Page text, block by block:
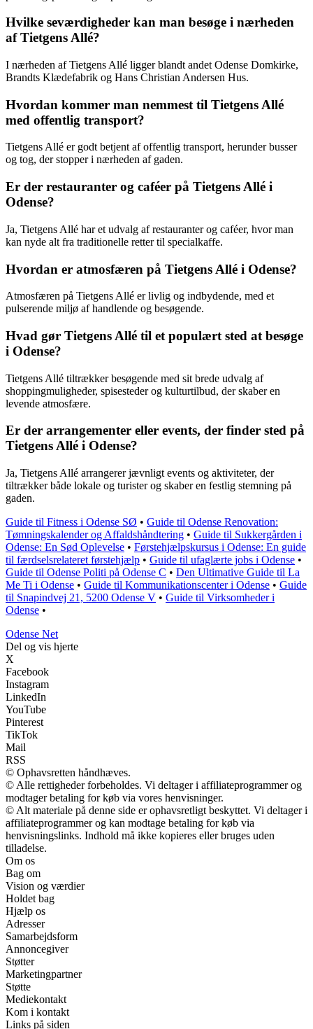
Hvilke seværdigheder kan man besøge i nærheden
af Tietgens Allé?
I nærheden af Tietgens Allé ligger blandt andet Odense Domkirke,
Brandts Klædefabrik og Hans Christian Andersen Hus.
Hvordan kommer man nemmest til Tietgens Allé
med offentlig transport?
Tietgens Allé er godt betjent af offentlig transport, herunder busser
og tog, der stopper i nærheden af gaden.
Er der restauranter og caféer på Tietgens Allé i
Odense?
Ja, Tietgens Allé har et udvalg af restauranter og caféer, hvor man
kan nyde alt fra traditionelle retter til specialkaffe.
Hvordan er atmosfæren på Tietgens Allé i Odense?
Atmosfæren på Tietgens Allé er livlig og indbydende, med et
pulserende miljø af handlende og besøgende.
Hvad gør Tietgens Allé til et populært sted at besøge
i Odense?
Tietgens Allé tiltrækker besøgende med sit brede udvalg af
shoppingmuligheder, spisesteder og kulturtilbud, der skaber en
levende atmosfære.
Er der arrangementer eller events, der finder sted på
Tietgens Allé i Odense?
Ja, Tietgens Allé arrangerer jævnligt events og aktiviteter, der
tiltrækker både lokale og turister og skaber en festlig stemning på
gaden.
Guide til Fitness i Odense SØ • Guide til Odense Renovation:
Tømningskalender og Affaldshåndtering • Guide til Sukkergården i
Odense: En Sød Oplevelse • Førstehjælpskursus i Odense: En guide
til færdselsrelateret førstehjælp • Guide til ufaglærte jobs i Odense •
Guide til Odense Politi på Odense C • Den Ultimative Guide til La
Me Ti i Odense • Guide til Kommunikationscenter i Odense • Guide
til Snapindvej 21, 5200 Odense V • Guide til Virksomheder i
Odense •
Odense Net
Del og vis hjerte
X
Facebook
Instagram
LinkedIn
YouTube
Pinterest
TikTok
Mail
RSS
© Ophavsretten håndhæves.
© Alle rettigheder forbeholdes. Vi deltager i affiliateprogrammer og
modtager betaling for køb via vores henvisninger.
© Alt materiale på denne side er ophavsretligt beskyttet. Vi deltager i
affiliateprogrammer og kan modtage betaling for køb via
henvisningslinks. Indhold må ikke kopieres eller bruges uden
tilladelse.
Om os
Bag om
Vision og værdier
Holdet bag
Hjælp os
Adresser
Samarbejdsform
Annoncegiver
Støtter
Marketingpartner
Støtte
Mediekontakt
Kom i kontakt
Links på siden